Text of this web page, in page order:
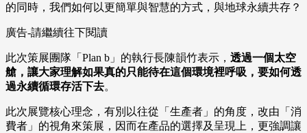
的同時，我們如何以更簡單與智慧的方式，與地球永續共存？
廣告-請繼續往下閱讀
此次策展團隊「Plan b」的執行長陳韻竹表示， 透過一個太空
艙，讓大家理解如果真的只能待在這個環境裡呼吸，要如何透
過永續循環存活下去。
此次展覽核心理念，有別以往從「生產者」的角度，改由「消
費者」的視角來策展，因而在產品的選擇及呈現上，更強調讓